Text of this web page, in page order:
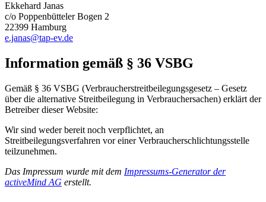
Ekkehard Janas
c/o Poppenbütteler Bogen 2
22399 Hamburg
e.janas@tap-ev.de
Information gemäß § 36 VSBG
Gemäß § 36 VSBG (Verbraucherstreitbeilegungsgesetz – Gesetz
über die alternative Streitbeilegung in Verbrauchersachen) erklärt der
Betreiber dieser Website:
Wir sind weder bereit noch verpflichtet, an
Streitbeilegungsverfahren vor einer Verbraucherschlichtungsstelle
teilzunehmen.
Das Impressum wurde mit dem Impressums-Generator der
activeMind AG erstellt.